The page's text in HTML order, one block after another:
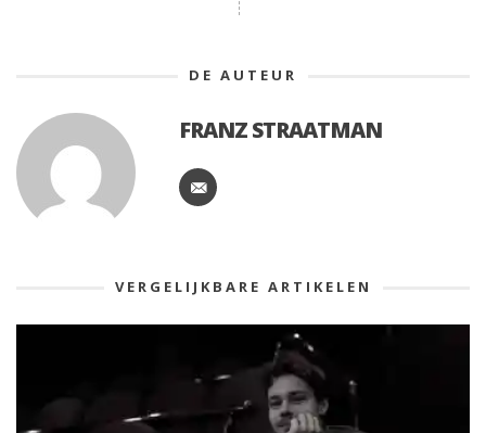
DE AUTEUR
FRANZ STRAATMAN
VERGELIJKBARE ARTIKELEN